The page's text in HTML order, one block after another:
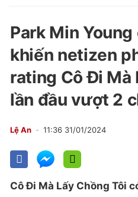
Park Min
khiến netizen
rating Cô Đi Mà
lần đầu vượt 2
Lệ An 11:36 31/01/2024
Cô Đi Mà Lấy Chồng Tôi